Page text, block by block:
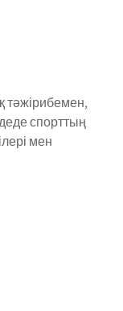
тәжірибемен,
спорттың
мен